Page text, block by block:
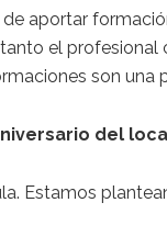
aportar
el
son una
del
Estamos